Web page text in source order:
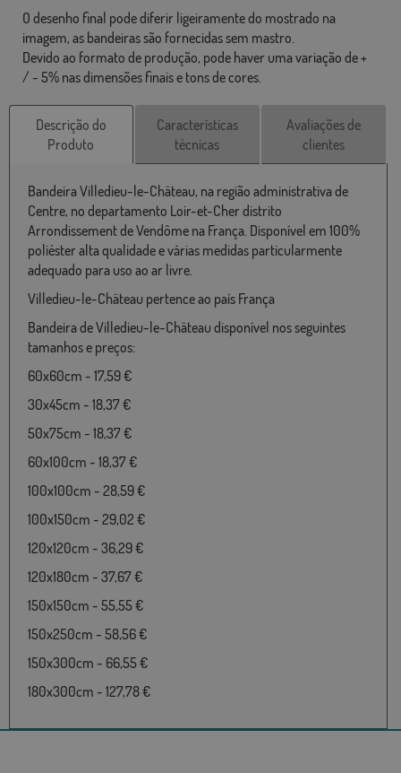
O desenho final pode diferir ligeiramente do mostrado na
imagem, as bandeiras são fornecidas sem mastro.
Devido ao formato de produção, pode haver uma variação de +
/ - 5% nas dimensões finais e tons de cores.
Descrição do
Produto
Características
técnicas
Avaliações de
clientes
Bandeira Villedieu-le-Château, na região administrativa de
Centre, no departamento Loir-et-Cher distrito
Arrondissement de Vendôme na França. Disponível em 100%
poliéster alta qualidade e várias medidas particularmente
adequado para uso ao ar livre.
Villedieu-le-Château pertence ao país França
Bandeira de Villedieu-le-Château disponível nos seguintes
tamanhos e preços:
60x60cm - 17,59 €
30x45cm - 18,37 €
50x75cm - 18,37 €
60x100cm - 18,37 €
100x100cm - 28,59 €
100x150cm - 29,02 €
120x120cm - 36,29 €
120x180cm - 37,67 €
150x150cm - 55,55 €
150x250cm - 58,56 €
150x300cm - 66,55 €
180x300cm - 127,78 €